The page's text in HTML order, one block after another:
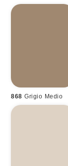
868 Grigio Medio